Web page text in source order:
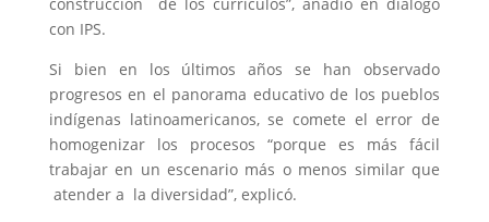
con IPS.
Si bien en los últimos años se han observado
progresos en el panorama educativo de los pueblos
indígenas latinoamericanos, se comete el error de
homogenizar los procesos “porque es más fácil
trabajar en un escenario más o menos similar que
atender a la diversidad”, explicó.